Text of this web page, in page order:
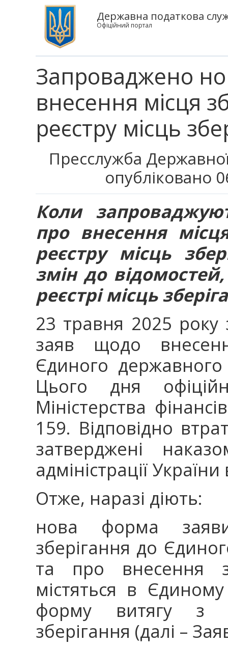
Державна податкова
Офіційний портал
Запроваджено
внесення місця
реєстру місць
Пресслужба
опубліковано
Коли
про внесення
реєстру місць
змін до
реєстрі місць
23 травня 2025
заяв щодо
Єдиного державного
Цього дня
Міністерства
159. Відповідно
затверджені
адміністрації
Отже, наразі діють:
нова форма
зберігання до
та про внесення
містяться в
форму витягу з
зберігання (далі –